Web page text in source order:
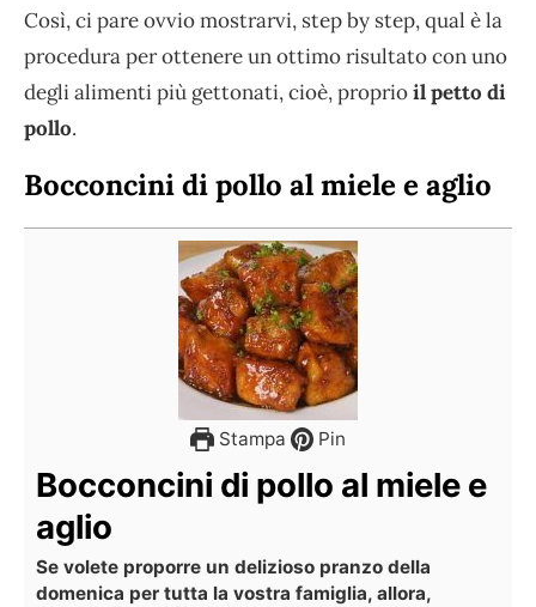
Così, ci pare ovvio mostrarvi, step by step, qual è la
procedura per ottenere un ottimo risultato con uno
degli alimenti più gettonati, cioè, proprioil petto di
pollo.
Bocconcini di pollo al miele e aglio
Stampa Pin
Bocconcini di pollo al miele e
aglio
Se volete proporre un delizioso pranzo della
domenica per tutta la vostra famiglia, allora,